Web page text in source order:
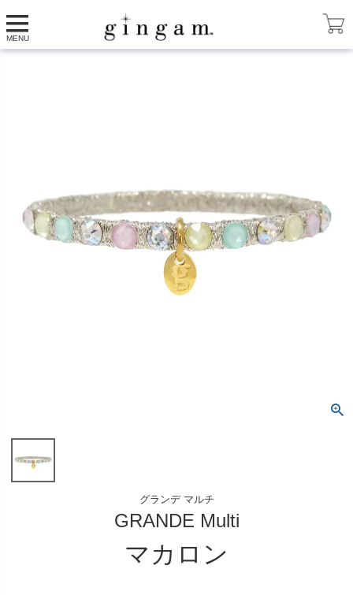
MENU
HOME GRANDE Multi マカロン
グランデ マルチ
GRANDE Multi
マカロン